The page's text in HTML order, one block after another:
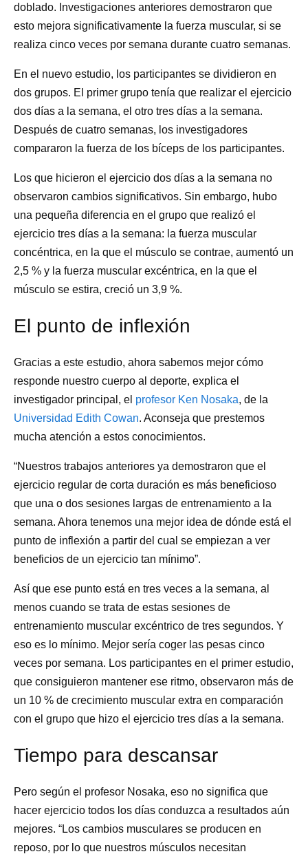
doblado. Investigaciones anteriores demostraron que
esto mejora significativamente la fuerza muscular, si se
realiza cinco veces por semana durante cuatro semanas.
En el nuevo estudio, los participantes se dividieron en
dos grupos. El primer grupo tenía que realizar el ejercicio
dos días a la semana, el otro tres días a la semana.
Después de cuatro semanas, los investigadores
compararon la fuerza de los bíceps de los participantes.
Los que hicieron el ejercicio dos días a la semana no
observaron cambios significativos. Sin embargo, hubo
una pequeña diferencia en el grupo que realizó el
ejercicio tres días a la semana: la fuerza muscular
concéntrica, en la que el músculo se contrae, aumentó un
2,5 % y la fuerza muscular excéntrica, en la que el
músculo se estira, creció un 3,9 %.
El punto de inflexión
Gracias a este estudio, ahora sabemos mejor cómo
responde nuestro cuerpo al deporte, explica el
investigador principal, el profesor Ken Nosaka, de la
Universidad Edith Cowan. Aconseja que prestemos
mucha atención a estos conocimientos.
“Nuestros trabajos anteriores ya demostraron que el
ejercicio regular de corta duración es más beneficioso
que una o dos sesiones largas de entrenamiento a la
semana. Ahora tenemos una mejor idea de dónde está el
punto de inflexión a partir del cual se empiezan a ver
beneficios de un ejercicio tan mínimo”.
Así que ese punto está en tres veces a la semana, al
menos cuando se trata de estas sesiones de
entrenamiento muscular excéntrico de tres segundos. Y
eso es lo mínimo. Mejor sería coger las pesas cinco
veces por semana. Los participantes en el primer estudio,
que consiguieron mantener ese ritmo, observaron más de
un 10 % de crecimiento muscular extra en comparación
con el grupo que hizo el ejercicio tres días a la semana.
Tiempo para descansar
Pero según el profesor Nosaka, eso no significa que
hacer ejercicio todos los días conduzca a resultados aún
mejores. “Los cambios musculares se producen en
reposo, por lo que nuestros músculos necesitan